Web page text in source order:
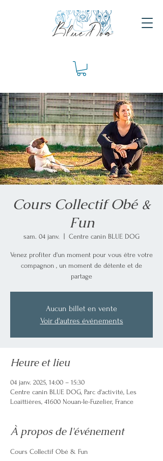
Cours Collectif Obé &
Fun
sam. 04 janv.
  |
Centre canin BLUE DOG
Venez profiter d'un moment pour vous être votre
compagnon , un moment de détente et de
partage
Aucun billet en vente
Voir d'autres événements
Heure et lieu
04 janv. 2025, 14:00 – 15:30
Centre canin BLUE DOG, Parc d'activité, Les
Loaittières, 41600 Nouan-le-Fuzelier, France
À propos de l'événement
Cours Collectif Obé & Fun